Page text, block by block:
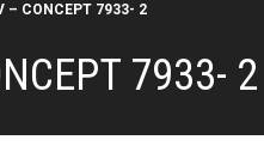
– CONCEPT 7933- 2
7933- 2